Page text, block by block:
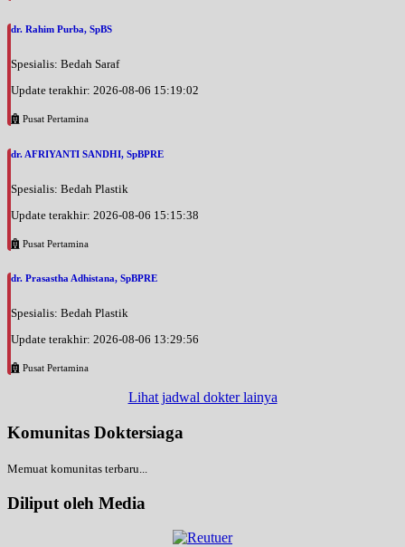
dr. Rahim Purba, SpBS
Spesialis: Bedah Saraf
Update terakhir: 2026-08-06 15:19:02
Pusat Pertamina
dr. AFRIYANTI SANDHI, SpBPRE
Spesialis: Bedah Plastik
Update terakhir: 2026-08-06 15:15:38
Pusat Pertamina
dr. Prasastha Adhistana, SpBPRE
Spesialis: Bedah Plastik
Update terakhir: 2026-08-06 13:29:56
Pusat Pertamina
Lihat jadwal dokter lainya
Komunitas Doktersiaga
Memuat komunitas terbaru...
Diliput oleh Media